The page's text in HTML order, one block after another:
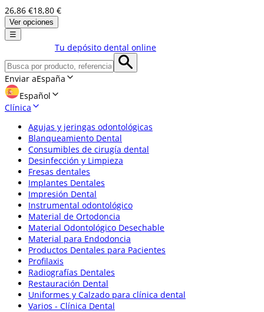
26,86 €18,80 €
Ver opciones
☰
Tu depósito dental online
Enviar aEspaña
Español
Clínica
Agujas y jeringas odontológicas
Blanqueamiento Dental
Consumibles de cirugía dental
Desinfección y Limpieza
Fresas dentales
Implantes Dentales
Impresión Dental
Instrumental odontológico
Material de Ortodoncia
Material Odontológico Desechable
Material para Endodoncia
Productos Dentales para Pacientes
Profilaxis
Radiografías Dentales
Restauración Dental
Uniformes y Calzado para clínica dental
Varios - Clínica Dental